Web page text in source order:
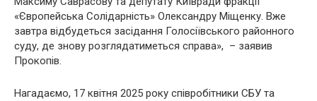
«Європейська Солідарність» Олександру Міщенку. Вже
завтра відбудеться засідання Голосіївського районного
суду, де знову розглядатиметься справа», – заявив
Прокопів.
Нагадаємо, 17 квітня 2025 року співробітники СБУ та